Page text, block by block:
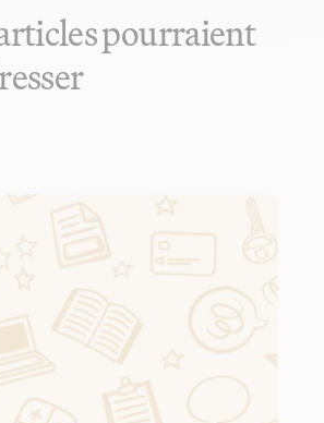
pourraient